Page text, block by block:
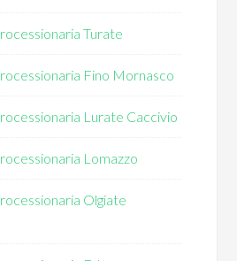
Turate
Fino Mornasco
Lurate Caccivio
Lomazzo
Olgiate